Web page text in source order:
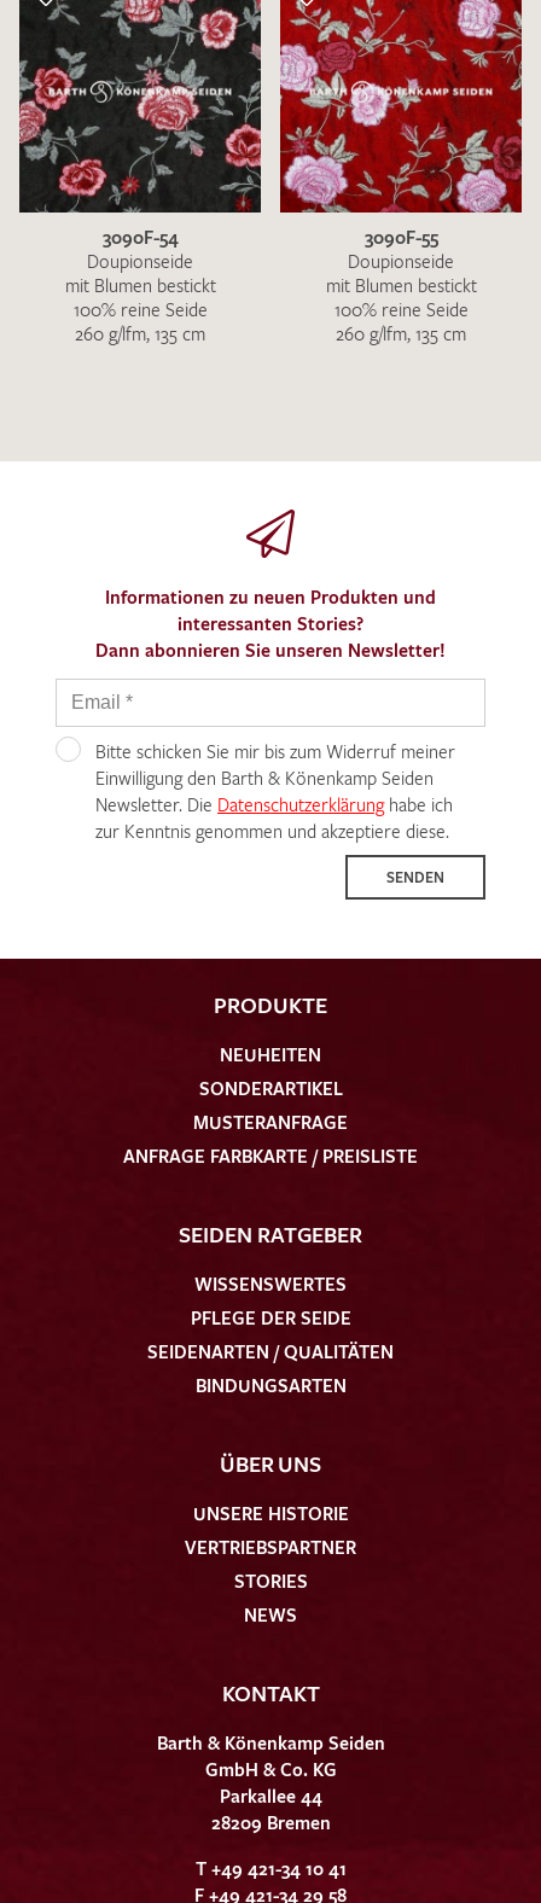
3090F-54
Doupionseide
mit Blumen bestickt
100% reine Seide
260 g/lfm, 135 cm
3090F-55
Doupionseide
mit Blumen bestickt
100% reine Seide
260 g/lfm, 135 cm
Informationen zu neuen Produkten und
interessanten Stories?
Dann abonnieren Sie unseren Newsletter!
Bitte schicken Sie mir bis zum Widerruf meiner
Einwilligung den Barth & Könenkamp Seiden
Newsletter. Die Datenschutzerklärunghabe ich
zur Kenntnis genommen und akzeptiere diese.
SENDEN
PRODUKTE
NEUHEITEN
SONDERARTIKEL
MUSTERANFRAGE
ANFRAGE FARBKARTE / PREISLISTE
SEIDEN RATGEBER
WISSENSWERTES
PFLEGE DER SEIDE
SEIDENARTEN / QUALITÄTEN
BINDUNGSARTEN
ÜBER UNS
UNSERE HISTORIE
VERTRIEBSPARTNER
STORIES
NEWS
KONTAKT
Barth & Könenkamp Seiden
GmbH & Co. KG
Parkallee 44
28209 Bremen
T +49 421-34 10 41
F +49 421-34 29 58